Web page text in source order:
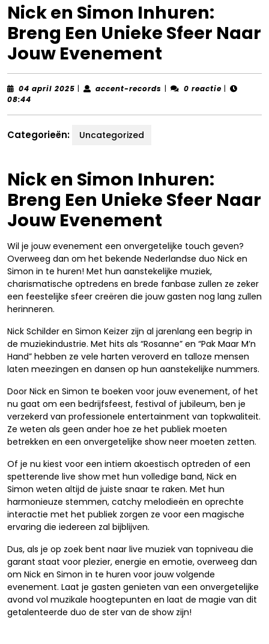
Nick en Simon Inhuren:
Breng Een Unieke Sfeer Naar
Jouw Evenement
04 april 2025 04
| accent-records accent-
| 0 reactie |
08:44
Categorieën: Uncategorized
Nick en Simon Inhuren:
Breng Een Unieke Sfeer Naar
Jouw Evenement
Wil je jouw evenement een onvergetelijke touch geven?
Overweeg dan om het bekende Nederlandse duo Nick en
Simon in te huren! Met hun aanstekelijke muziek,
charismatische optredens en brede fanbase zullen ze zeker
een feestelijke sfeer creëren die jouw gasten nog lang zullen
herinneren.
Nick Schilder en Simon Keizer zijn al jarenlang een begrip in
de muziekindustrie. Met hits als “Rosanne” en “Pak Maar M’n
Hand” hebben ze vele harten veroverd en talloze mensen
laten meezingen en dansen op hun aanstekelijke nummers.
Door Nick en Simon te boeken voor jouw evenement, of het
nu gaat om een bedrijfsfeest, festival of jubileum, ben je
verzekerd van professionele entertainment van topkwaliteit.
Ze weten als geen ander hoe ze het publiek moeten
betrekken en een onvergetelijke show neer moeten zetten.
Of je nu kiest voor een intiem akoestisch optreden of een
spetterende live show met hun volledige band, Nick en
Simon weten altijd de juiste snaar te raken. Met hun
harmonieuze stemmen, catchy melodieën en oprechte
interactie met het publiek zorgen ze voor een magische
ervaring die iedereen zal bijblijven.
Dus, als je op zoek bent naar live muziek van topniveau die
garant staat voor plezier, energie en emotie, overweeg dan
om Nick en Simon in te huren voor jouw volgende
evenement. Laat je gasten genieten van een onvergetelijke
avond vol muzikale hoogtepunten en laat de magie van dit
getalenteerde duo de ster van de show zijn!